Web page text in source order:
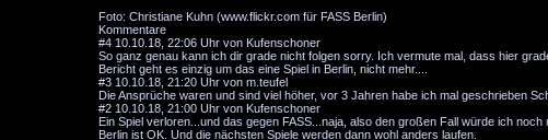
Foto: Christiane Kuhn (www.flickr.com für FASS Berlin)
Kommentare
#4 10.10.18, 22:06 Uhr von Kufenschoner
So ganz genau kann ich dir grade nicht folgen sorry. Ich vermute mal, dass hier
Bericht geht es einzig um das eine Spiel in Berlin, nicht mehr....
#3 10.10.18, 21:20 Uhr von m.teufel
Die Ansprüche waren und sind viel höher, vor 3 Jahren habe ich mal geschrieben
#2 10.10.18, 21:00 Uhr von Kufenschoner
Ein Spiel verloren...und das gegen FASS...naja, also den großen Fall würde ich
Berlin ist OK. Und die nächsten Spiele werden dann wohl anders laufen.